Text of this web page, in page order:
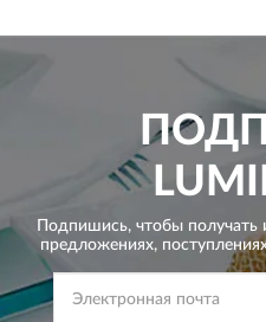
Подпишись, чтобы
предложениях,